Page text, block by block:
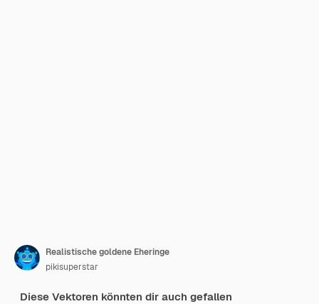
Realistische goldene Eheringe
pikisuperstar
Diese Vektoren könnten dir auch gefallen